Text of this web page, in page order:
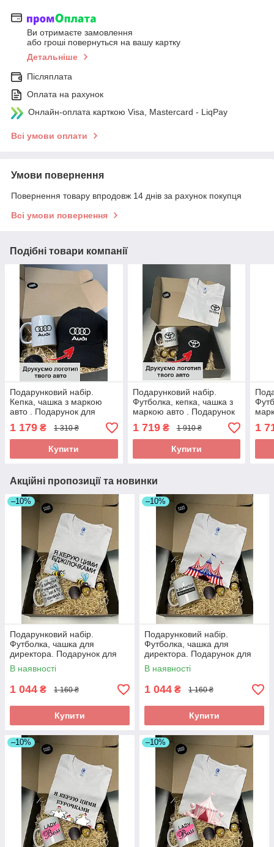
Ви отримаєте замовлення
або гроші повернуться на вашу картку
Детальніше
Післяплата
Оплата на рахунок
Онлайн-оплата карткою Visa, Mastercard - LiqPay
Всі умови оплати
Умови повернення
Повернення товару впродовж 14 днів за рахунок покупця
Всі умови повернення
Подібні товари компанії
Подарунковий набір.
Кепка, чашка з маркою
авто . Подарунок для
Audi(Ауді)
1 179 ₴ 1 310 ₴
Купити
Подарунковий набір.
Футболка, кепка, чашка з
маркою авто . Подарунок
для чоловіка з логотипом
TOYOTA
1 719₴ 1 910 ₴
Купити
1
Акційні пропозиції та новинки
–10%
Подарунковий набір.
Футболка, чашка для
директора. Подарунок для
директора
В наявності
1 044 ₴ 1 160 ₴
Купити
–10%
Подарунковий набір.
Футболка, чашка для
директора. Подарунок для
директора
В наявності
1 044 ₴ 1 160 ₴
Купити
–10% –10%